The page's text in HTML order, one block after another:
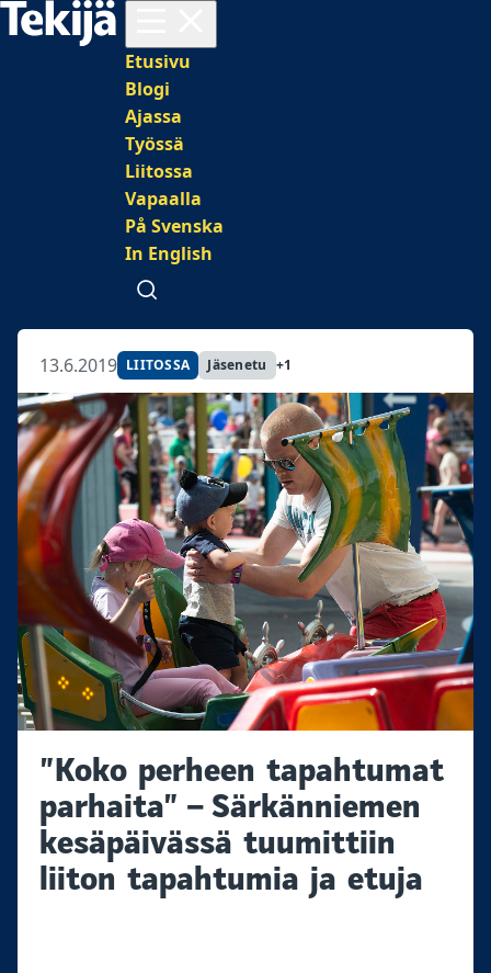
Päävalikko
Etusivu
Blogi
Ajassa
Työssä
Liitossa
Vapaalla
På Svenska
In English
Avaa haku
13.6.2019 LIITOSSA Jäsenetu +1
”Koko perheen tapahtumat
parhaita” – Särkänniemen
kesäpäivässä tuumittiin
liiton tapahtumia ja etuja